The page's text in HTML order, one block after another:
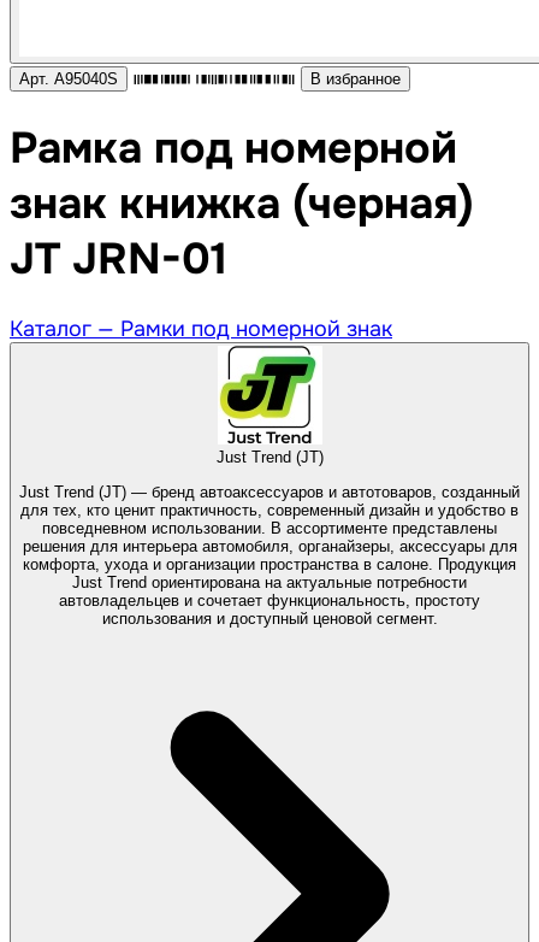
Арт. A95040S В избранное
Рамка под номерной
знак книжка (черная)
JT JRN-01
Каталог — Рамки под номерной знак
Just Trend (JT)
Just Trend (JT) — бренд автоаксессуаров и автотоваров, созданный
для тех, кто ценит практичность, современный дизайн и удобство в
повседневном использовании. В ассортименте представлены
решения для интерьера автомобиля, органайзеры, аксессуары для
комфорта, ухода и организации пространства в салоне. Продукция
Just Trend ориентирована на актуальные потребности
автовладельцев и сочетает функциональность, простоту
использования и доступный ценовой сегмент.